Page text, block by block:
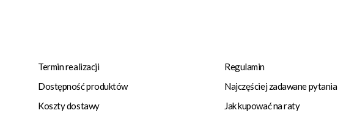
Termin realizacji
Dostępność produktów
Koszty dostawy
Regulamin
Najczęściej zadawane pytania
Jak kupować na raty